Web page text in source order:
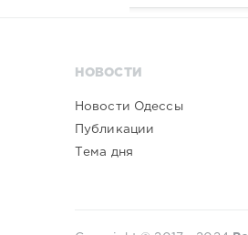
НОВОСТИ
Новости Одессы
Публикации
Тема дня